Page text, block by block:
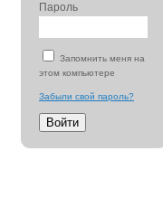
Пароль
Запомнить меня на
этом компьютере
Забыли свой пароль?